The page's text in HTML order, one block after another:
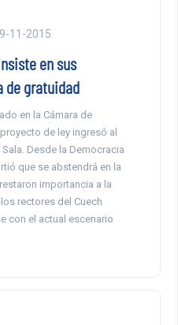
11-2015
en sus
de gratuidad
en la Cámara de
de ley ingresó al
Desde la Democracia
que se abstendrá en la
importancia a la
rectores del Cuech
con el actual escenario